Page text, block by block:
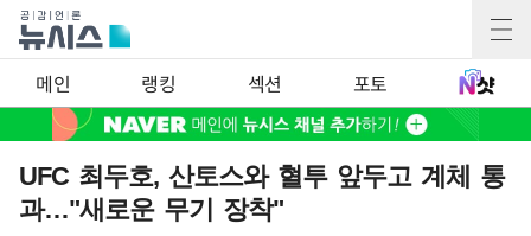
메인 랭킹 섹션 포토
UFC 최두호, 산토스와 혈투 앞두고 계체 통
과…"새로운 무기 장착"